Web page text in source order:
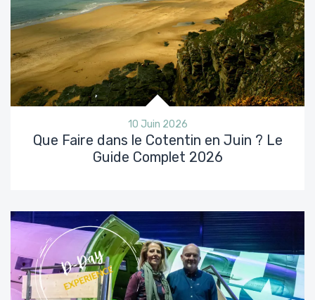
10 Juin 2026
Que Faire dans le Cotentin en Juin ? Le
Guide Complet 2026